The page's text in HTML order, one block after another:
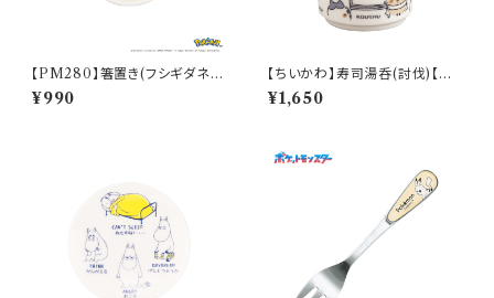
【PM280】箸置き(フシギダネ)
【Daily Sketch】PM281-402
¥990
【ちいかわ】寿司湯呑(討伐)【CK
W50】CKW52-327
¥1,650